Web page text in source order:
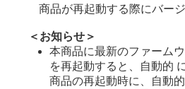
商品が再起動する際にバー
＜お知らせ＞
本商品に最新のファーム
を再起動すると、自動的
商品の再起動時に、自動